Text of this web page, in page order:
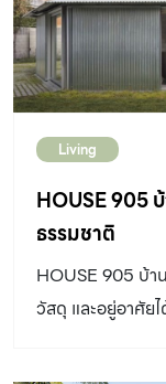
Living
HOUSE 905
ธรรมชาติ
HOUSE 905 บ้า
วัสดุ และอยู่อาศั